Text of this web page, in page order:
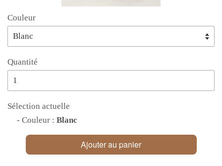
Couleur
Quantité
Sélection actuelle
- Couleur : Blanc
Ajouter au panier